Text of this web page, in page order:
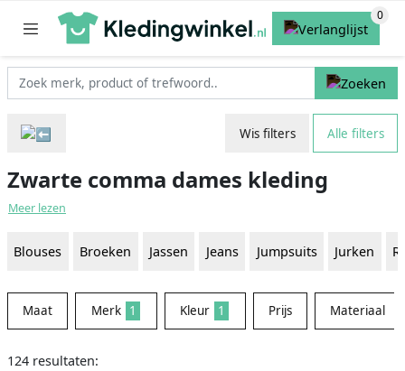
Wis filters Alle filters
Zwarte comma dames kleding
Meer lezen
Blouses Broeken Jassen Jeans Jumpsuits Jurken
Maat Merk 1 Kleur 1 Prijs Materiaal
124 resultaten: